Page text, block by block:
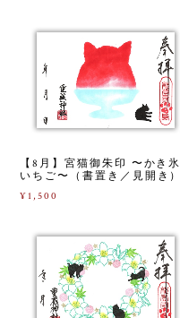
【8月】宮猫御朱印 〜かき氷
いちご〜（書置き／見開き）
¥1,500